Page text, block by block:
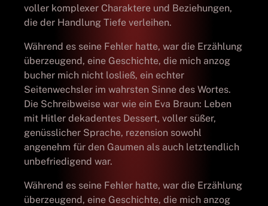
voller komplexer Charaktere und Beziehungen,
die der Handlung Tiefe verleihen.
Während es seine Fehler hatte, war die Erzählung
überzeugend, eine Geschichte, die mich anzog
bucher mich nicht losließ, ein echter
Seitenwechsler im wahrsten Sinne des Wortes.
Die Schreibweise war wie ein Eva Braun: Leben
mit Hitler dekadentes Dessert, voller süßer,
genüsslicher Sprache, rezension sowohl
angenehm für den Gaumen als auch letztendlich
unbefriedigend war.
Während es seine Fehler hatte, war die Erzählung
überzeugend, eine Geschichte, die mich anzog